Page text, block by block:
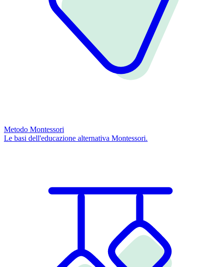
Metodo Montessori
Le basi dell'educazione alternativa Montessori.